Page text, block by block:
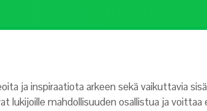
ja inspiraatiota arkeen sekä vaikuttavia
mahdollisuuden osallistua ja voittaa